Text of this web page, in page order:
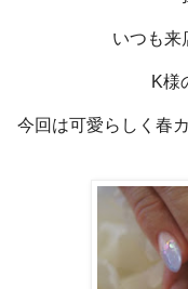
いつも来
K様
今回は可愛らしく春